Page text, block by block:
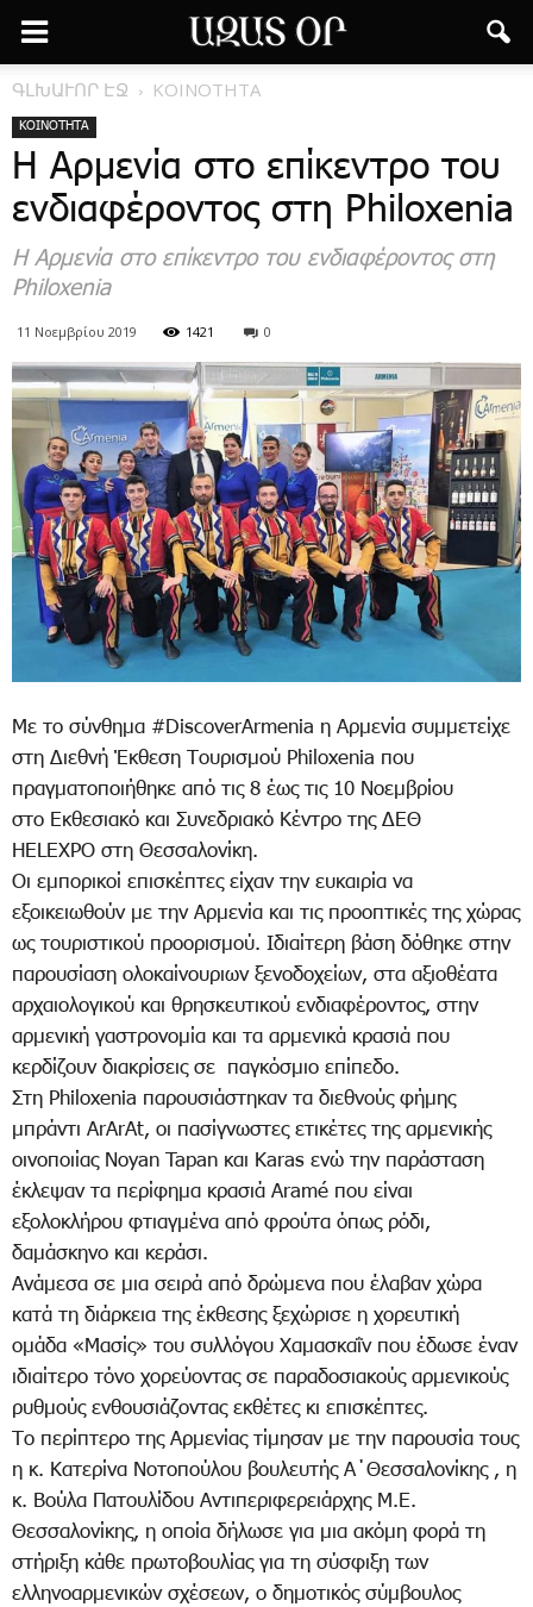
ԳԼԽԱՒՈՐ ԷՋ ΚΟΙΝΟΤΗΤΑ
ΚΟΙΝΟΤΗΤΑ
Η Αρμενία στο επίκεντρο του
ενδιαφέροντος στη Philoxenia
Η Αρμενία στο επίκεντρο του ενδιαφέροντος στη
Philoxenia
11 Νοεμβρίου 2019 1421 0
Με το σύνθημα #DiscoverArmenia η Αρμενία συμμετείχε
στη Διεθνή Έκθεση Τουρισμού Philoxenia που
πραγματοποιήθηκε από τις 8 έως τις 10 Νοεμβρίου
στο Εκθεσιακό και Συνεδριακό Κέντρο της ΔΕΘ
HELEXPO στη Θεσσαλονίκη.
Οι εμπορικοί επισκέπτες είχαν την ευκαιρία να
εξοικειωθούν με την Αρμενία και τις προοπτικές της χώρας
ως τουριστικού προορισμού. Ιδιαίτερη βάση δόθηκε στην
παρουσίαση ολοκαίνουριων ξενοδοχείων, στα αξιοθέατα
αρχαιολογικού και θρησκευτικού ενδιαφέροντος, στην
αρμενική γαστρονομία και τα αρμενικά κρασιά που
κερδίζουν διακρίσεις σε παγκόσμιο επίπεδο.
Στη Philoxenia παρουσιάστηκαν τα διεθνούς φήμης
μπράντι ArArAt, οι πασίγνωστες ετικέτες της αρμενικής
οινοποιίας Noyan Tapan και Karas ενώ την παράσταση
έκλεψαν τα περίφημα κρασιά Aramé που είναι
εξολοκλήρου φτιαγμένα από φρούτα όπως ρόδι,
δαμάσκηνο και κεράσι.
Ανάμεσα σε μια σειρά από δρώμενα που έλαβαν χώρα
κατά τη διάρκεια της έκθεσης ξεχώρισε η χορευτική
ομάδα «Μασίς» του συλλόγου Χαμασκαΐν που έδωσε έναν
ιδιαίτερο τόνο χορεύοντας σε παραδοσιακούς αρμενικούς
ρυθμούς ενθουσιάζοντας εκθέτες κι επισκέπτες.
Το περίπτερο της Αρμενίας τίμησαν με την παρουσία τους
η κ. Κατερίνα Νοτοπούλου βουλευτής Α΄Θεσσαλονίκης , η
κ. Βούλα Πατουλίδου Αντιπεριφερειάρχης Μ.Ε.
Θεσσαλονίκης, η οποία δήλωσε για μια ακόμη φορά τη
στήριξη κάθε πρωτοβουλίας για τη σύσφιξη των
ελληνοαρμενικών σχέσεων, ο δημοτικός σύμβουλος